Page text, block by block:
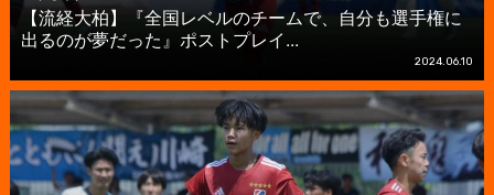
【流経大柏】『全国レベルのチームで、自分も選手権に
出るのが夢だった』ポストプレイ...
2024.06.10